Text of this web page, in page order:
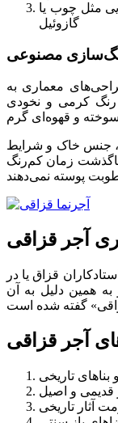
مثل چوب یا
گازوئیل
مصنوعی
معماری به
رنگ کرمی و نخودی
جنس خاک و شرایط
باگذشت زمان کم‌رنگ
آجر قزاقی
قزاق یا در
به همین دلیل به آن
تاریخی
قدیمی و اصیل
آثار تاریخی